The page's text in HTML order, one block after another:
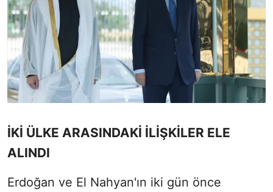
İKİ ÜLKE ARASINDAKİ İLİŞKİLER ELE
ALINDI
Erdoğan ve El Nahyan'ın iki gün önce